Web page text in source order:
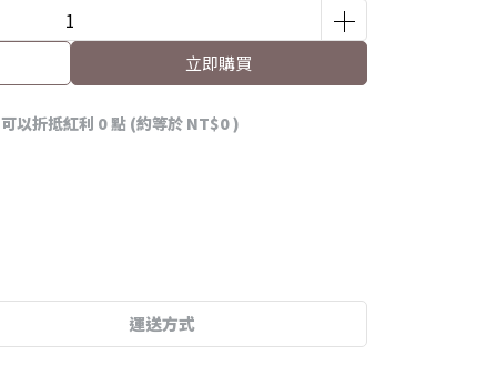
立即購買
以折抵紅利 0點 (約等於 NT$0)
運送方式